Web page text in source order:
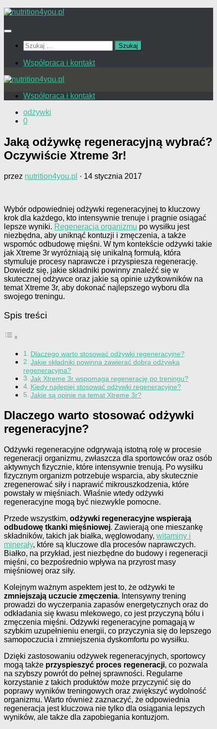
Przejdź
treści
Szukaj:
Współpraca i kontakt
Współpraca i kontakt
odżywki
0
Jaką odżywkę regeneracyjną wybrać?
Oczywiście Xtreme 3r!
przez nutrition4you.pl · 14 stycznia 2017
Wybór odpowiedniej odżywki regeneracyjnej to kluczowy
krok dla każdego, kto intensywnie trenuje i pragnie osiągać
lepsze wyniki. Regeneracja organizmu po wysiłku jest
niezbędna, aby uniknąć kontuzji i zmęczenia, a także
wspomóc odbudowę mięśni. W tym kontekście odżywki takie
jak Xtreme 3r wyróżniają się unikalną formułą, która
stymuluje procesy naprawcze i przyspiesza regenerację.
Dowiedz się, jakie składniki powinny znaleźć się w
skutecznej odżywce oraz jakie są opinie użytkowników na
temat Xtreme 3r, aby dokonać najlepszego wyboru dla
swojego treningu.
Spis treści
Dlaczego warto stosować odżywki regeneracyjne?
Jakie składniki powinna zawierać dobra odżywka
regeneracyjna?
Jak Xtreme 3r wspomaga regenerację po treningu?
Kiedy najlepiej stosować odżywki regeneracyjne?
Jakie są opinie na temat Xtreme 3r?
Dlaczego warto stosować odżywki
regeneracyjne?
Odżywki regeneracyjne odgrywają istotną rolę w procesie
regeneracji organizmu, zwłaszcza dla sportowców oraz osób
aktywnych fizycznie, które intensywnie trenują. Po wysiłku
fizycznym organizm potrzebuje wsparcia, aby skutecznie
zregenerować siły i naprawić mikrouszkodzenia, które
powstały w mięśniach. Właśnie wtedy odżywki
regeneracyjne mogą być niezwykle pomocne.
Przede wszystkim, odżywki regeneracyjne wspierają
odbudowę tkanki mięśniowej. Zawierają one mieszankę
składników, takich jak białka, węglowodany, witaminy i
minerały, które są kluczowe dla procesów naprawczych.
Białko, na przykład, jest niezbędne do budowy i regeneracji
mięśni, co bezpośrednio wpływa na przyrost masy
mięśniowej oraz siły.
Kolejnym ważnym aspektem jest to, że odżywki te
zmniejszają uczucie zmęczenia. Intensywny trening
prowadzi do wyczerpania zapasów energetycznych oraz do
odkładania się kwasu mlekowego, co jest przyczyną bólu i
zmęczenia mięśni. Odżywki regeneracyjne pomagają w
szybkim uzupełnieniu energii, co przyczynia się do lepszego
samopoczucia i zmniejszenia dyskomfortu po wysiłku.
Dzięki zastosowaniu odżywek regeneracyjnych, sportowcy
mogą także przyspieszyć proces regeneracji, co pozwala
na szybszy powrót do pełnej sprawności. Regularne
korzystanie z takich produktów może przyczynić się do
poprawy wyników treningowych oraz zwiększyć wydolność
organizmu. Warto również zaznaczyć, że odpowiednia
regeneracja jest kluczowa nie tylko dla osiągania lepszych
wyników, ale także dla zapobiegania kontuzjom.